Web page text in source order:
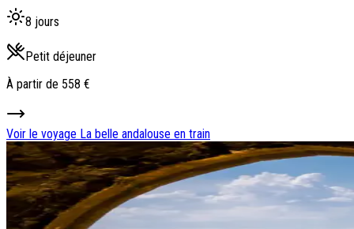
8 jours
Petit déjeuner
À partir de 558 €
Voir le voyage La belle andalouse en train